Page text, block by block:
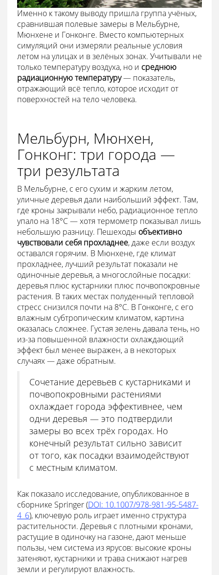
Именно к такому выводу пришла группа учёных,
сравнившая полевые замеры в Мельбурне,
Мюнхене и Гонконге. Вместо компьютерных
симуляций они измеряли реальные условия
летом на улицах и в зелёных зонах. Учитывали не
только температуру воздуха, но и среднюю
радиационную температуру— показатель,
отражающий всё тепло, которое исходит от
поверхностей на тело человека.
Мельбурн, Мюнхен,
Гонконг: три города —
три результата
В Мельбурне, с его сухим и жарким летом,
уличные деревья дали наибольший эффект. Там,
где кроны закрывали небо, радиационное тепло
упало на 18°C — хотя термометр показывал лишь
небольшую разницу. Пешеходы объективно
чувствовали себя прохладнее, даже если воздух
оставался горячим. В Мюнхене, где климат
прохладнее, лучший результат показали не
одиночные деревья, а многослойные посадки:
деревья плюс кустарники плюс почвопокровные
растения. В таких местах полуденный тепловой
стресс снизился почти на 8°C. В Гонконге, с его
влажным субтропическим климатом, картина
оказалась сложнее. Густая зелень давала тень, но
из-за повышенной влажности охлаждающий
эффект был менее выражен, а в некоторых
случаях — даже обратным.
Сочетание деревьев с кустарниками и
почвопокровными растениями
охлаждает города эффективнее, чем
одни деревья — это подтвердили
замеры во всех трёх городах. Но
конечный результат сильно зависит
от того, как посадки взаимодействуют
с местным климатом.
Как показало исследование, опубликованное в
сборнике Springer (DOI: 10.1007/978-981-95-5487-
4_6), ключевую роль играет именно структура
растительности. Деревья с плотными кронами,
растущие в одиночку на газоне, дают меньше
пользы, чем система из ярусов: высокие кроны
затеняют, кустарники и трава снижают нагрев
земли и регулируют влажность.